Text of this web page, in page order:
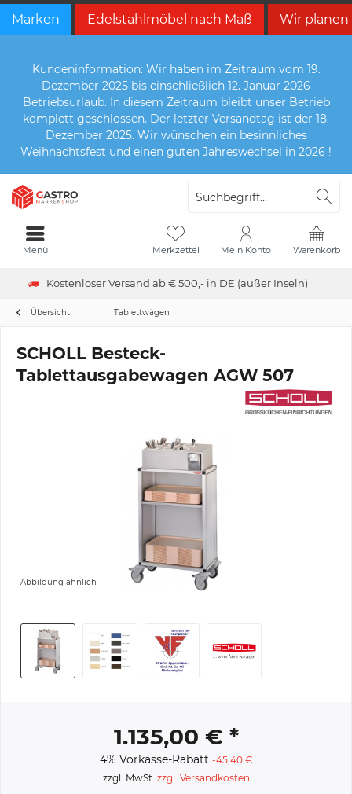
Marken Edelstahlmöbel nach Maß Wir planen
Kundeninformation: Wir haben im Zeitraum vom 19.
Dezember 2025 bis einschließlich 12. Januar 2026
Betriebsurlaub. In diesem Zeitraum bleibt unser Betrieb
komplett geschlossen. Der letzter Versandtag ist der 18.
Dezember 2025. Wir wünschen ein besinnliches
Weihnachtsfest und einen guten Jahreswechsel in 2026 !
Kostenloser Versand ab € 500,- in DE (außer Inseln)
Warenkorb
Merkzettel Mein Konto
Menü
Übersicht Tablettwägen
SCHOLL Besteck-
Tablettausgabewagen AGW 507
Abbildung ähnlich
1.135,00 € *
4% Vorkasse-Rabatt -45,40 €
zzgl. MwSt. zzgl. Versandkosten